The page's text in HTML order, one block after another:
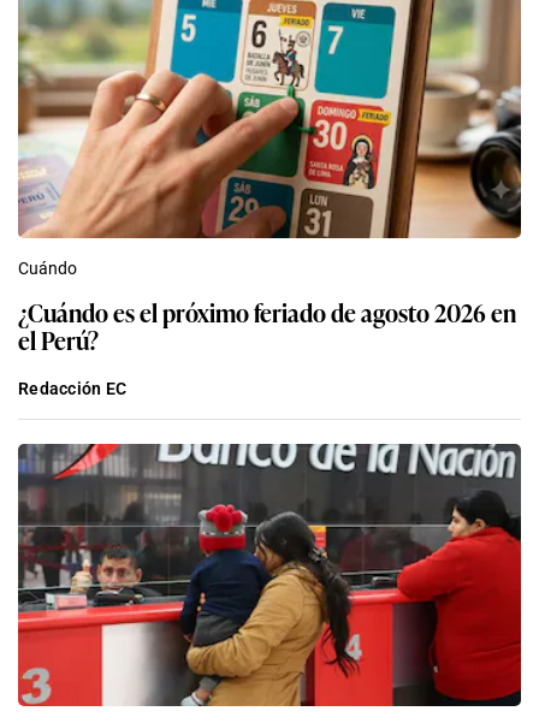
Cuándo
¿Cuándo es el próximo feriado de agosto 2026 en
el Perú?
Redacción EC